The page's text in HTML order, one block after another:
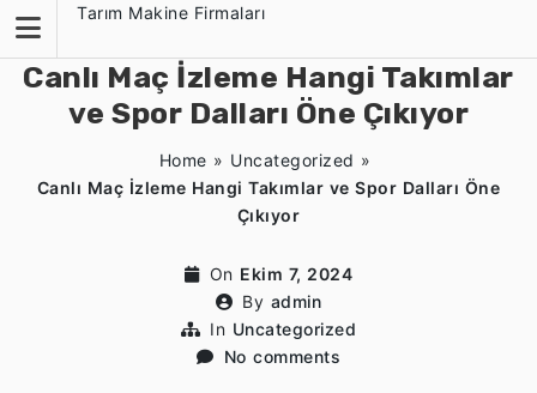
content
Tarım Makine Firmaları
Canlı Maç İzleme Hangi Takımlar
ve Spor Dalları Öne Çıkıyor
Home » Uncategorized »
Canlı Maç İzleme Hangi Takımlar ve Spor Dalları Öne
Çıkıyor
On Ekim 7, 2024
By admin
In Uncategorized
No comments